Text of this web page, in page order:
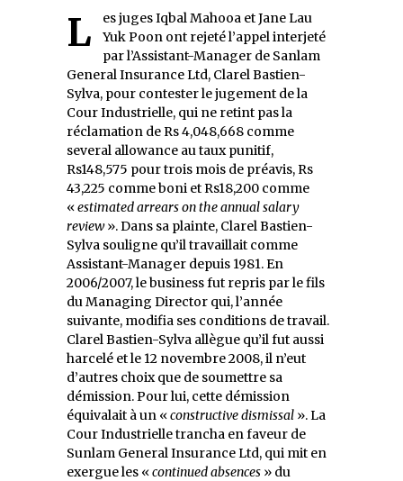
Les juges Iqbal Mahooa et Jane Lau
Yuk Poon ont rejeté l’appel interjeté
par l’Assistant-Manager de Sanlam
General Insurance Ltd, Clarel Bastien-
Sylva, pour contester le jugement de la
Cour Industrielle, qui ne retint pas la
réclamation de Rs 4,048,668 comme
several allowance au taux punitif,
Rs148,575 pour trois mois de préavis, Rs
43,225 comme boni et Rs18,200 comme
«estimated arrears on the annual salary
review». Dans sa plainte, Clarel Bastien-
Sylva souligne qu’il travaillait comme
Assistant-Manager depuis 1981. En
2006/2007, le business fut repris par le fils
du Managing Director qui, l’année
suivante, modifia ses conditions de travail.
Clarel Bastien-Sylva allègue qu’il fut aussi
harcelé et le 12 novembre 2008, il n’eut
d’autres choix que de soumettre sa
démission. Pour lui, cette démission
équivalait à un «constructive dismissal ». La
Cour Industrielle trancha en faveur de
Sunlam General Insurance Ltd, qui mit en
exergue les «continued absences » du